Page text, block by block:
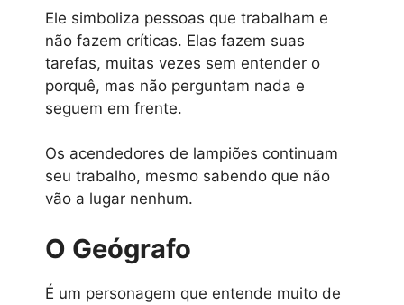
Ele simboliza pessoas que trabalham e
não fazem críticas. Elas fazem suas
tarefas, muitas vezes sem entender o
porquê, mas não perguntam nada e
seguem em frente.
Os acendedores de lampiões continuam
seu trabalho, mesmo sabendo que não
vão a lugar nenhum.
O Geógrafo
É um personagem que entende muito de